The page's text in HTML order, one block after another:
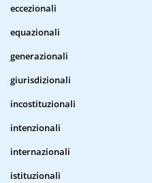
eccezionali
equazionali
generazionali
giurisdizionali
incostituzionali
intenzionali
internazionali
istituzionali